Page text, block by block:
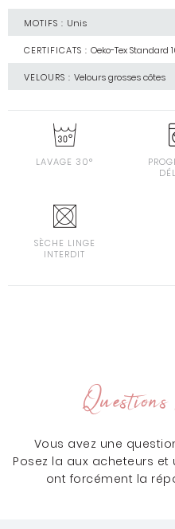
MOTIFS : Unis
CERTIFICATS : Oeko-Tex Standard
VELOURS : Velours grosses côtes
LAVAGE 30°
SÈCHE LINGE
INTERDIT
Vous avez une
Posez la aux acheteurs
ont forcément la